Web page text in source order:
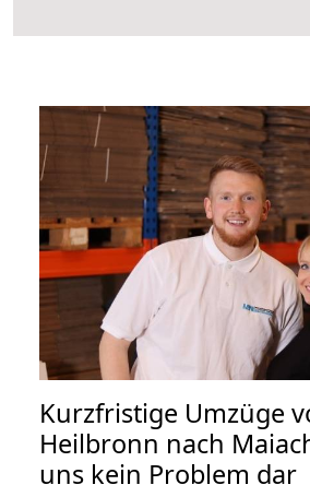
Kurzfristige Umzüge
Heilbronn nach
uns kein Problem dar